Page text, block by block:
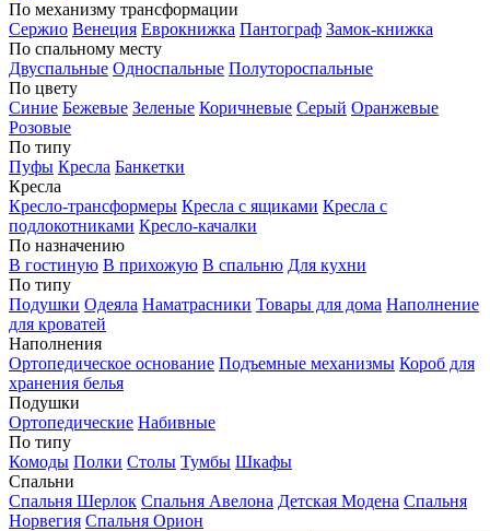
По механизму трансформации
Сержио Венеция Еврокнижка Пантограф Замок-книжка
По спальному месту
Двуспальные Односпальные Полутороспальные
По цвету
Синие Бежевые Зеленые Коричневые Серый Оранжевые
Розовые
По типу
Пуфы Кресла Банкетки
Кресла
Кресло-трансформеры Кресла с ящиками Кресла с
подлокотниками Кресло-качалки
По назначению
В гостиную В прихожую В спальню Для кухни
По типу
Подушки Одеяла Наматрасники Товары для дома Наполнение
для кроватей
Наполнения
Ортопедическое основание Подъемные механизмы Короб для
хранения белья
Подушки
Ортопедические Набивные
По типу
Комоды Полки Столы Тумбы Шкафы
Спальни
Спальня Шерлок Спальня Авелона Детская Модена Спальня
Норвегия Спальня Орион